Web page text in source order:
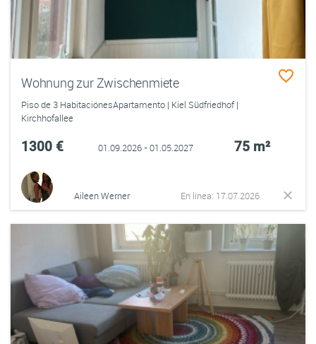
Wohnung zur Zwischenmiete
Piso de 3 HabitaciónesApartamento | Kiel Südfriedhof |
Kirchhofallee
1300 € 01.09.2026 - 01.05.2027 75 m²
Aileen Werner En línea: 17.07.2026